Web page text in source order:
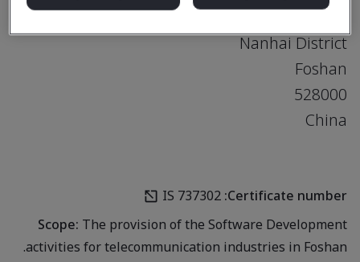
No.24 Ronghe Road, Guicheng Street
Nanhai District
Foshan
528000
China
Certificate number:
IS 737302
Scope:The provision of the Software Development
activities for telecommunication industries in Foshan.